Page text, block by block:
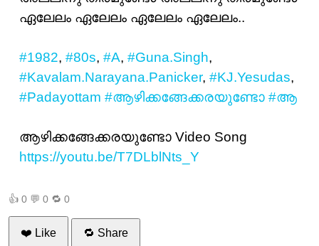
ഏലേലം ഏലേലം ഏലേലം ഏലേലം..
#1982, #80s, #A, #Guna.Singh,
#Kavalam.Narayana.Panicker, #KJ.Yesudas,
#Padayottam #ആഴിക്കങ്ങേക്കരയുണ്ടോ #ആ
ആഴിക്കങ്ങേക്കരയുണ്ടോ Video Song
https://youtu.be/T7DLblNts_Y
👍 0 💬 0 🔁 0
❤️ Like 🔁 Share